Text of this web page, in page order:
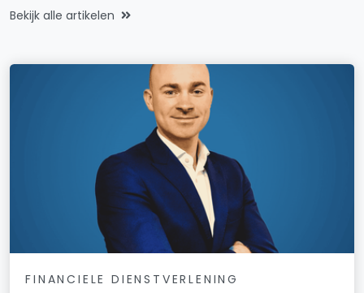
Bekijk alle artikelen
FINANCIELE DIENSTVERLENING